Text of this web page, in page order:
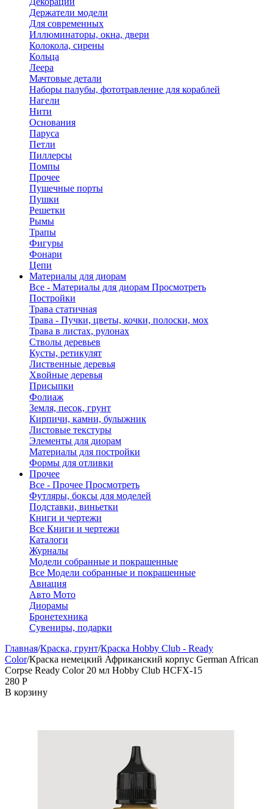
Держатели модели
Для современных
Иллюминаторы, окна, двери
Колокола, сирены
Кольца
Леера
Мачтовые детали
Наборы палубы, фототравление для кораблей
Нагели
Нити
Основания
Паруса
Петли
Пиллерсы
Помпы
Прочее
Пушечные порты
Пушки
Решетки
Рымы
Трапы
Фигуры
Фонари
Цепи
Материалы для диорам
Все - Материалы для диорам Просмотреть
Постройки
Трава статичная
Трава - Пучки, цветы, кочки, полоски, мох
Трава в листах, рулонах
Стволы деревьев
Кусты, ретикулят
Лиственные деревья
Хвойные деревья
Присыпки
Фолиаж
Земля, песок, грунт
Кирпичи, камни, булыжник
Листовые текстуры
Элементы для диорам
Материалы для постройки
Формы для отливки
Прочее
Все - Прочее Просмотреть
Футляры, боксы для моделей
Подставки, виньетки
Книги и чертежи
Все Книги и чертежи
Каталоги
Журналы
Модели собранные и покрашенные
Все Модели собранные и покрашенные
Авиация
Авто Мото
Диорамы
Бронетехника
Сувениры, подарки
Главная/Краска, грунт/Краска Hobby Club - Ready
Color/Краска немецкий Африканский корпус German African
Corpse Ready Color 20 мл Hobby Club HCFX-15
‍280‍ Р
В корзину